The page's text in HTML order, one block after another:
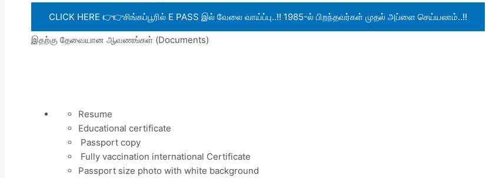
CLICK HERE 👉👉சிங்கப்பூரில் E PASS இல் வேலை வாய்ப்பு..!! 1985-ல் பிறந்தவர்கள் முதல் அப்ளை செய்யலாம்..!!
இதற்கு தேவையான ஆவணங்கள் (Documents)
Resume
Educational certificate
Passport copy
Fully vaccination international Certificate
Passport size photo with white background